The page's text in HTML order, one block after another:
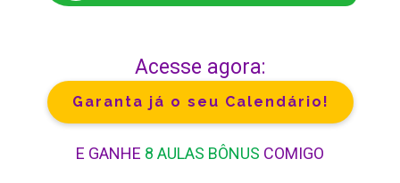
Acesse agora:
Garanta já o seu Calendário!
E GANHE 8 AULAS BÔNUS COMIGO